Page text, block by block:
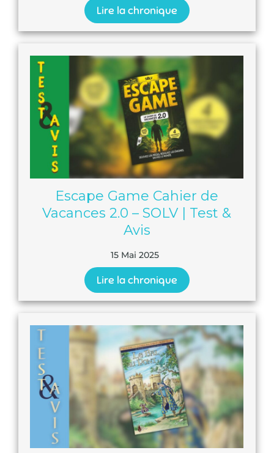
Lire la chronique
Escape Game Cahier de
Vacances 2.0 – SOLV | Test &
Avis
15 Mai 2025
Lire la chronique